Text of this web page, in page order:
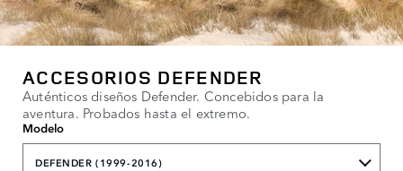
ACCESORIOS DEFENDER
Auténticos diseños Defender. Concebidos para la
aventura. Probados hasta el extremo.
Modelo
DEFENDER (1999-2016)